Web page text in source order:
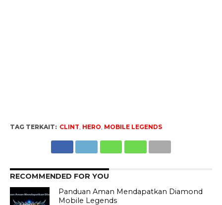
TAG TERKAIT: CLINT, HERO, MOBILE LEGENDS
RECOMMENDED FOR YOU
Panduan Aman Mendapatkan Diamond
Mobile Legends